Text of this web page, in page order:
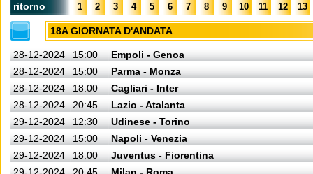
ritorno 1 2 3 4 5 6 7 8 9 10 11 12 13
18A GIORNATA D'ANDATA
28-12-2024 15:00
Empoli - Genoa
28-12-2024
15:00
Parma - Monza
28-12-2024
18:00
Cagliari - Inter
28-12-2024
20:45
Lazio - Atalanta
29-12-2024
12:30
Udinese - Torino
29-12-2024
15:00
Napoli - Venezia
29-12-2024
18:00
Juventus - Fiorentina